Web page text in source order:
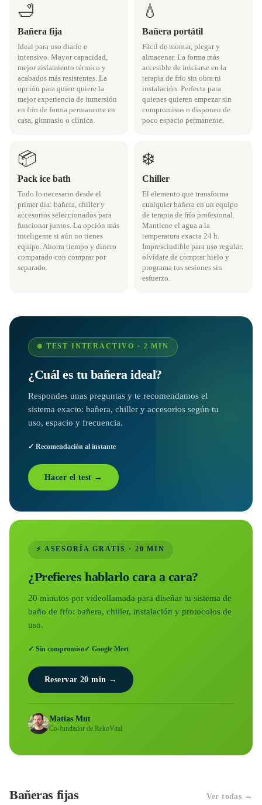
🛁
Bañera fija
Ideal para uso diario e
intensivo. Mayor capacidad,
mejor aislamiento térmico y
acabados más resistentes. La
opción para quien quiere la
mejor experiencia de inmersión
en frío de forma permanente en
casa, gimnasio o clínica.
💧
Bañera portátil
Fácil de montar, plegar y
almacenar. La forma más
accesible de iniciarse en la
terapia de frío sin obra ni
instalación. Perfecta para
quienes quieren empezar sin
compromisos o disponen de
poco espacio permanente.
📦
Pack ice bath
Todo lo necesario desde el
primer día: bañera, chiller y
accesorios seleccionados para
funcionar juntos. La opción más
inteligente si aún no tienes
equipo. Ahorra tiempo y dinero
comparado con comprar por
separado.
❄️
Chiller
El elemento que transforma
cualquier bañera en un equipo
de terapia de frío profesional.
Mantiene el agua a la
temperatura exacta 24 h.
Imprescindible para uso regular:
olvídate de comprar hielo y
programa tus sesiones sin
esfuerzo.
❄️ TEST INTERACTIVO · 2 MIN
¿Cuál es tu bañera ideal?
Respondes unas preguntas y te recomendamos el
sistema exacto: bañera, chiller y accesorios según tu
uso, espacio y frecuencia.
✓ Recomendación al instante
Hacer el test →
⚡ ASESORÍA GRATIS · 20 MIN
¿Prefieres hablarlo cara a cara?
20 minutos por videollamada para diseñar tu sistema de
baño de frío: bañera, chiller, instalación y protocolos de
uso.
✓ Sin compromiso✓ Google Meet
Reservar 20 min →
Matías Mut
Co-fundador de RekoVital
Bañeras fijas Ver todas →